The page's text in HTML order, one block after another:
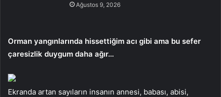
Ağustos 9, 2026
Orman yangınlarında hissettiğim acı gibi ama bu sefer
çaresizlik duygum daha ağır…
Ekranda artan sayıların insanın annesi, babası, abisi,